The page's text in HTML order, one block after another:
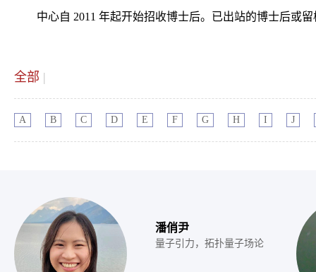
中心自 2011 年起开始招收博士后。已出站的博士后或
全部 |
A B C D E F G H I J
潘俏尹
量子引力，拓扑量子场论